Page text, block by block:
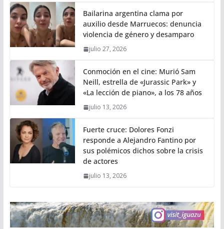
Bailarina argentina clama por
auxilio desde Marruecos: denuncia
violencia de género y desamparo
julio 27, 2026
Conmoción en el cine: Murió Sam
Neill, estrella de «Jurassic Park» y
«La lección de piano», a los 78 años
julio 13, 2026
Fuerte cruce: Dolores Fonzi
responde a Alejandro Fantino por
sus polémicos dichos sobre la crisis
de actores
julio 13, 2026